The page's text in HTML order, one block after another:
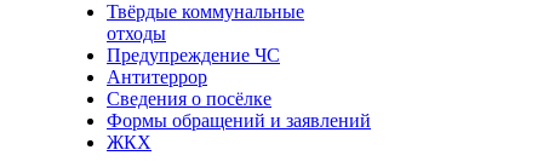
Твёрдые коммунальные
отходы
Предупреждение ЧС
Антитеррор
Сведения о посёлке
Формы обращений и заявлений
ЖКХ